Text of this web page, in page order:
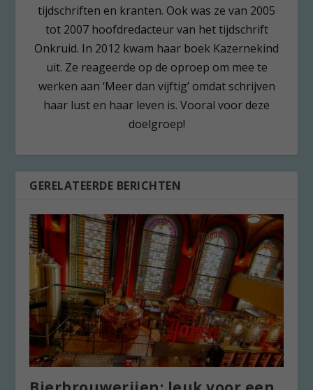
tijdschriften en kranten. Ook was ze van 2005
tot 2007 hoofdredacteur van het tijdschrift
Onkruid. In 2012 kwam haar boek Kazernekind
uit. Ze reageerde op de oproep om mee te
werken aan ‘Meer dan vijftig’ omdat schrijven
haar lust en haar leven is. Vooral voor deze
doelgroep!
GERELATEERDE BERICHTEN